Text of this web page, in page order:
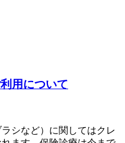
用について
シなど）に関してはクレ